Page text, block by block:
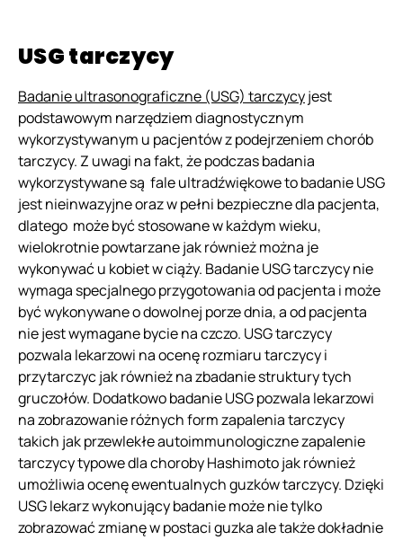
USG tarczycy
Badanie ultrasonograficzne (USG) tarczycyjest
podstawowym narzędziem diagnostycznym
wykorzystywanym u pacjentów z podejrzeniem chorób
tarczycy. Z uwagi na fakt, że podczas badania
wykorzystywane są fale ultradźwiękowe to badanie USG
jest nieinwazyjne oraz w pełni bezpieczne dla pacjenta,
dlatego może być stosowane w każdym wieku,
wielokrotnie powtarzane jak również można je
wykonywać u kobiet w ciąży. Badanie USG tarczycy nie
wymaga specjalnego przygotowania od pacjenta i może
być wykonywane o dowolnej porze dnia, a od pacjenta
nie jest wymagane bycie na czczo. USG tarczycy
pozwala lekarzowi na ocenę rozmiaru tarczycy i
przytarczyc jak również na zbadanie struktury tych
gruczołów. Dodatkowo badanie USG pozwala lekarzowi
na zobrazowanie różnych form zapalenia tarczycy
takich jak przewlekłe autoimmunologiczne zapalenie
tarczycy typowe dla choroby Hashimoto jak również
umożliwia ocenę ewentualnych guzków tarczycy. Dzięki
USG lekarz wykonujący badanie może nie tylko
zobrazować zmianę w postaci guzka ale także dokładnie